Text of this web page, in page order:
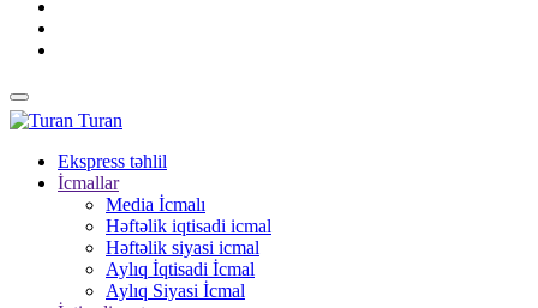
Turan
Ekspress təhlil
İcmallar
Media İcmalı
Həftəlik iqtisadi icmal
Həftəlik siyasi icmal
Aylıq İqtisadi İcmal
Aylıq Siyasi İcmal